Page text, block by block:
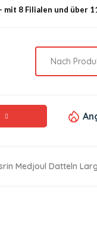
mit 8 Filialen und über
Medjoul Datteln